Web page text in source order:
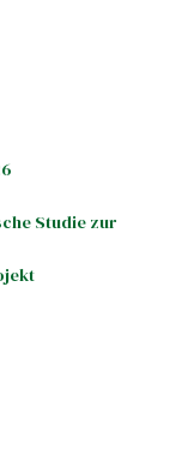
Studie zur